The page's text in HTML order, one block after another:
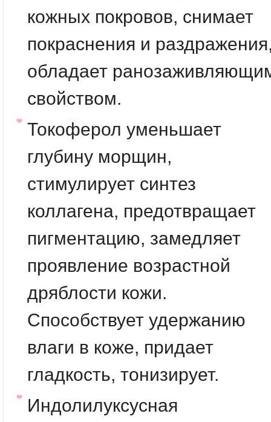
кожных покровов, снимает
покраснения и
обладает
свойством.
Токоферол уменьшает
глубину морщин,
стимулирует синтез
коллагена, предотвращает
пигментацию, замедляет
проявление возрастной
дряблости кожи.
Способствует удержанию
влаги в коже, придает
гладкость, тонизирует.
Индолилуксусная